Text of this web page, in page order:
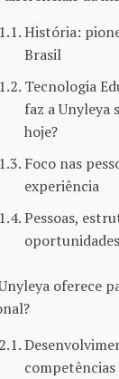
História:
Brasil
Tecnologia
faz a Unyleya
hoje?
Foco nas
experiência
Pessoas,
oportunidades
oferece
competências